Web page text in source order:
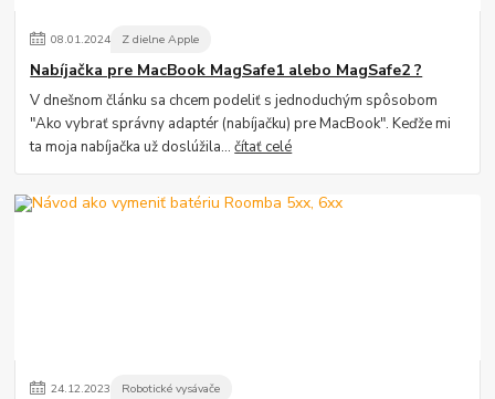
08.01.2024 Z dielne Apple
Nabíjačka pre MacBook MagSafe1 alebo MagSafe2 ?
V dnešnom článku sa chcem podeliť s jednoduchým spôsobom
"Ako vybrať správny adaptér (nabíjačku) pre MacBook". Keďže mi
ta moja nabíjačka už doslúžila...čítať celé
24.12.2023 Robotické vysávače